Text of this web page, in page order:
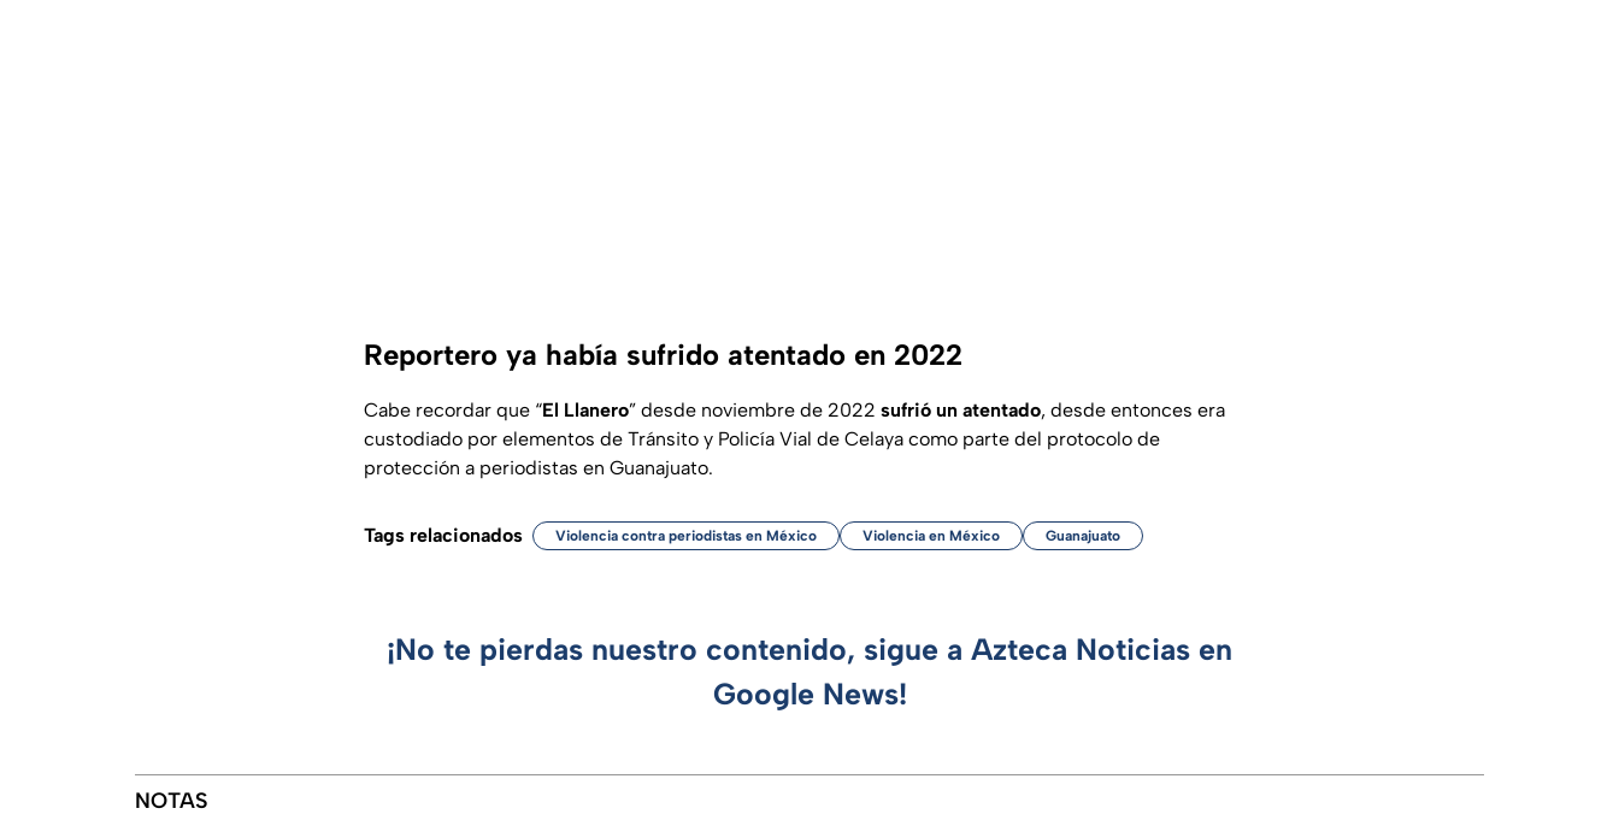
Reportero ya había sufrido atentado en 2022
Cabe recordar que “El Llanero” desde noviembre de 2022 sufrió un atentado, desde entonces era
custodiado por elementos de Tránsito y Policía Vial de Celaya como parte del protocolo de
protección a periodistas en Guanajuato.
Tags relacionados Violencia contra periodistas en México Violencia en México Guanajuato
¡No te pierdas nuestro contenido, sigue a Azteca Noticias en
Google News!
NOTAS